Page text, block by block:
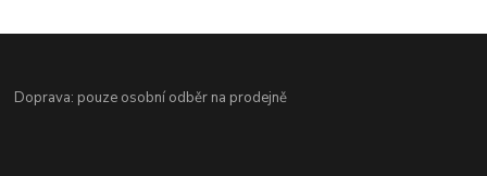
Doprava: pouze osobní odběr na prodejně